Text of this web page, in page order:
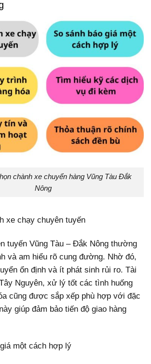
chành xe chuyển hàng Vũng Tàu Đắk
Nông
xe chạy chuyên tuyến
tuyến Vũng Tàu – Đắk Nông thường
và am hiểu rõ cung đường. Nhờ đó,
ổn định và ít phát sinh rủi ro. Tài
Nguyên, xử lý tốt các tình huống
cũng được sắp xếp phù hợp với đặc
giúp đảm bảo tiến độ giao hàng
một cách hợp lý